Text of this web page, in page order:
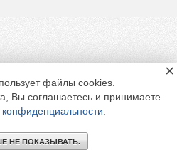
файлы cookies.
Вы соглашаетесь и принимаете
конфиденциальности
НЕ ПОКАЗЫВАТЬ.
×